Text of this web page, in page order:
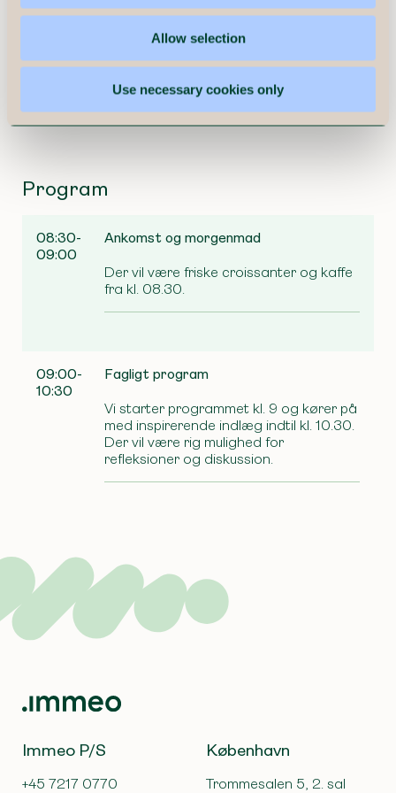
Allow selection
Use necessary cookies only
samtale, du ikke har råd til at
stå udenfor.
Senior Lead UX Specialist
Program
08:30-
09:00
Ankomst og morgenmad
Der vil være friske croissanter og kaffe
fra kl. 08.30.
09:00-
10:30
Fagligt program
Vi starter programmet kl. 9 og kører på
med inspirerende indlæg indtil kl. 10.30.
Der vil være rig mulighed for
refleksioner og diskussion.
Immeo P/S
+45 7217 0770
København
Trommesalen 5, 2. sal